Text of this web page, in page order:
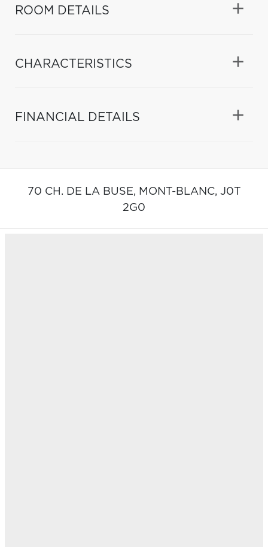
ROOM DETAILS
CHARACTERISTICS
FINANCIAL DETAILS
70 CH. DE LA BUSE, MONT-BLANC, J0T
2G0